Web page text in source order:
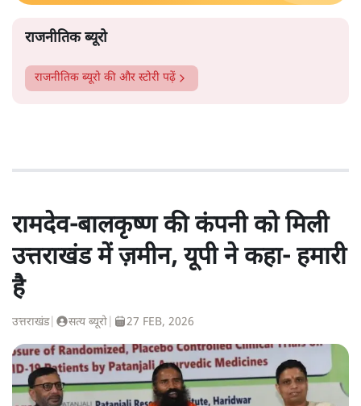
राजनीतिक ब्यूरो
राजनीतिक ब्यूरो की और स्टोरी पढ़ें
रामदेव-बालकृष्ण की कंपनी को मिली
उत्तराखंड में ज़मीन, यूपी ने कहा- हमारी
है
उत्तराखंड| सत्य ब्यूरो 27 FEB, 2026